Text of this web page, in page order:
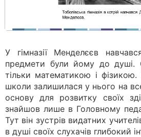
У гімназії Менделєєв
предмети були йому до душі.
тільки математикою і
школи залишилася у нього на
основу для розвитку своїх
знайшов лише в Головному
Тут він зустрів видатних
в душі своїх слухачів глибокий